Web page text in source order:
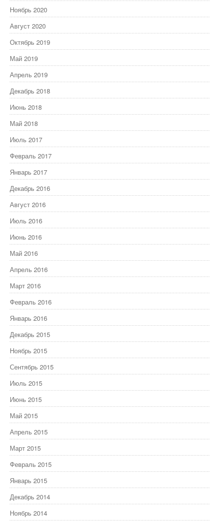
Ноябрь 2020
Август 2020
Октябрь 2019
Май 2019
Апрель 2019
Декабрь 2018
Июнь 2018
Май 2018
Июль 2017
Февраль 2017
Январь 2017
Декабрь 2016
Август 2016
Июль 2016
Июнь 2016
Май 2016
Апрель 2016
Март 2016
Февраль 2016
Январь 2016
Декабрь 2015
Ноябрь 2015
Сентябрь 2015
Июль 2015
Июнь 2015
Май 2015
Апрель 2015
Март 2015
Февраль 2015
Январь 2015
Декабрь 2014
Ноябрь 2014